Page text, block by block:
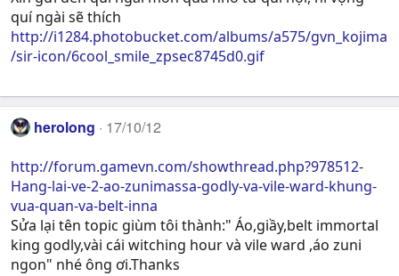
quí ngài sẽ thích
http://i1284.photobucket.com/albums/a575/gvn_kojima
/sir-icon/6cool_smile_zpsec8745d0.gif
herolong 17/10/12
http://forum.gamevn.com/showthread.php?978512-
Hang-lai-ve-2-ao-zunimassa-godly-va-vile-ward-khung-
vua-quan-va-belt-inna
Sửa lại tên topic giùm tôi thành:" Áo,giầy,belt immortal
king godly,vài cái witching hour và vile ward ,áo zuni
ngon" nhé ông ơi.Thanks